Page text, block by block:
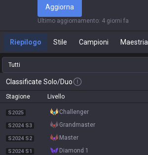
Aggiorna
Ultimo aggiornamento: 4 giorni fa
Riepilogo Stile Campioni Maestria
Tutti
Classificate Solo/Duo
Stagione Livello
S2025 challenger
S2024 S3 grandmaster
S2024 S2 master
S2024 S1 diamond 1